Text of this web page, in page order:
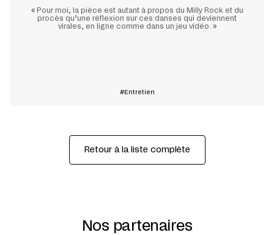
« Pour moi, la pièce est autant à propos du Milly Rock et du
procès qu’une réflexion sur ces danses qui deviennent
virales, en ligne comme dans un jeu vidéo. »
Entretien
Retour à la liste complète
Nos partenaires